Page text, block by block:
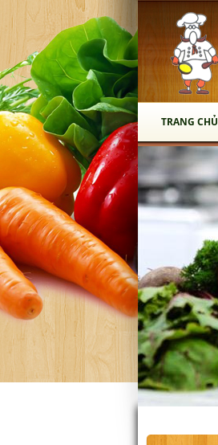
TRANG CHỦ
TRANG CHỦ
GIỚI THIỆU
SẢN PHẨM
Thớt Gỗ
Chén Gỗ
Vá Múc Canh
Xẻng Xào Gỗ
Gạt Tàn
Muỗng Gỗ
Lót Ly
Dĩa Gỗ
Lót Nồi